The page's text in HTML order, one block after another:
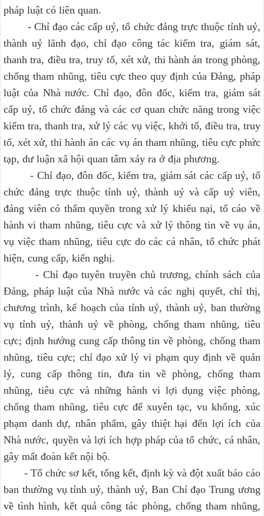
pháp luật có liên quan.
- Chỉ đạo các cấp uỷ, tổ chức đảng trực thuộc tỉnh uỷ,
thành uỷ lãnh đạo, chỉ đạo công tác kiểm tra, giám sát,
thanh tra, điều tra, truy tố, xét xử, thi hành án trong phòng,
chống tham nhũng, tiêu cực theo quy định của Đảng, pháp
luật của Nhà nước. Chỉ đạo, đôn đốc, kiểm tra, giám sát
cấp uỷ, tổ chức đảng và các cơ quan chức năng trong việc
kiểm tra, thanh tra, xử lý các vụ việc, khởi tố, điều tra, truy
tố, xét xử, thi hành án các vụ án tham nhũng, tiêu cực phức
tạp, dư luận xã hội quan tâm xảy ra ở địa phương.
- Chỉ đạo, đôn đốc, kiểm tra, giám sát các cấp uỷ, tổ
chức đảng trực thuộc tỉnh uỷ, thành uỷ và cấp uỷ viên,
đảng viên có thẩm quyền trong xử lý khiếu nại, tố cáo về
hành vi tham nhũng, tiêu cực và xử lý thông tin về vụ án,
vụ việc tham nhũng, tiêu cực do các cá nhân, tổ chức phát
hiện, cung cấp, kiến nghị.
- Chỉ đạo tuyên truyền chủ trương, chính sách của
Đảng, pháp luật của Nhà nước và các nghị quyết, chỉ thị,
chương trình, kế hoạch của tỉnh uỷ, thành uỷ, ban thường
vụ tỉnh uỷ, thành uỷ về phòng, chống tham nhũng, tiêu
cực; định hướng cung cấp thông tin về phòng, chống tham
nhũng, tiêu cực; chỉ đạo xử lý vi phạm quy định về quản
lý, cung cấp thông tin, đưa tin về phòng, chống tham
nhũng, tiêu cực và những hành vi lợi dụng việc phòng,
chống tham nhũng, tiêu cực để xuyên tạc, vu khống, xúc
phạm danh dự, nhân phẩm, gây thiệt hại đến lợi ích của
Nhà nước, quyền và lợi ích hợp pháp của tổ chức, cá nhân,
gây mất đoàn kết nội bộ.
- Tổ chức sơ kết, tổng kết, định kỳ và đột xuất báo cáo
ban thường vụ tỉnh uỷ, thành uỷ, Ban Chỉ đạo Trung ương
về tình hình, kết quả công tác phòng, chống tham nhũng,